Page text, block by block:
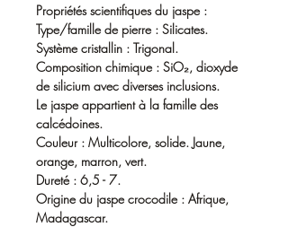
Propriétés scientifiques du jaspe :
Type/famille de pierre : Silicates.
Système cristallin : Trigonal.
Composition chimique : SiO₂, dioxyde
de silicium avec diverses inclusions.
Le jaspe appartient à la famille des
calcédoines.
Couleur : Multicolore, solide. Jaune,
orange, marron, vert.
Dureté : 6,5 - 7.
Origine du jaspe crocodile : Afrique,
Madagascar.